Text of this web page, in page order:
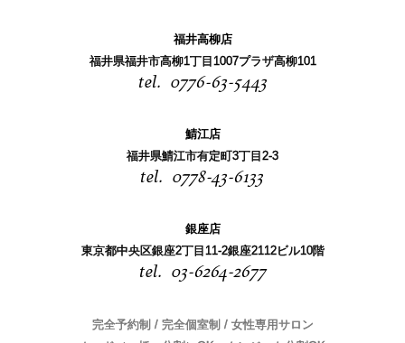
福井高柳店
福井県福井市高柳1丁目1007プラザ高柳101
0776-63-5443
鯖江店
福井県鯖江市有定町3丁目2-3
0778-43-6133
銀座店
東京都中央区銀座2丁目11-2銀座2112ビル10階
03-6264-2677
完全予約制 / 完全個室制 / 女性専用サロン